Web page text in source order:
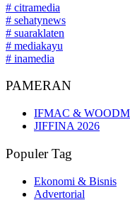
# citramedia
# sehatynews
# suaraklaten
# mediakayu
# inamedia
PAMERAN
IFMAC &
JIFFINA 2026
Populer Tag
Ekonomi & Bisnis
Advertorial